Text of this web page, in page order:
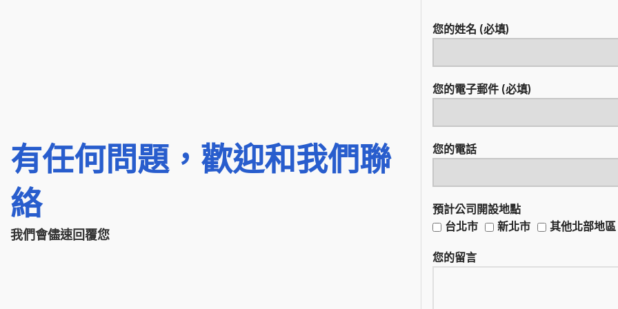
有任何問題，歡迎和我們聯
絡
我們會儘速回覆您
您的姓名 (必填)
您的電子郵件 (必填)
您的電話
預計公司開設地點
台北市
新北市 其他北部地區
您的留言